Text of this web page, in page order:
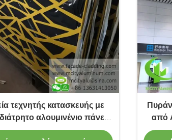
τεχνητής κατασκευής με
αλουμινένιο πάνελ
PVDF και προσαρμοσμένα
από
Βαφή